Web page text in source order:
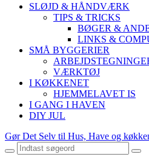
SLØJD & HÅNDVÆRK
TIPS & TRICKS
BØGER &
LINKS &
SMÅ BYGGERIER
VÆRKTØJ
I KØKKENET
HJEMMELAVET IS
I GANG I HAVEN
DIY JUL
Gør Det Selv til Hus, Have og